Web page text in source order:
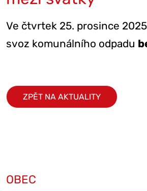
Ve čtvrtek 25. prosince
svoz komunálního odpadu
ZPĚT NA AKTUALITY
OBEC